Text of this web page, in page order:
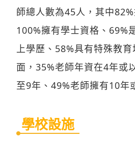
師總人數為45人，其中
100%擁有學士資格、69%
上學歷、58%具有特殊教
面，35%老師年資在4年或
至9年、49%老師擁有10年
學校設施